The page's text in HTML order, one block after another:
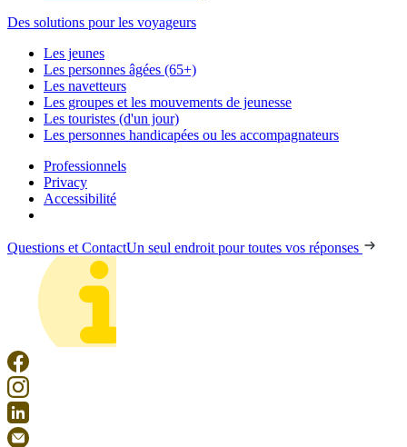
Des solutions pour les voyageurs
Les jeunes
Les personnes âgées (65+)
Les navetteurs
Les groupes et les mouvements de jeunesse
Les touristes (d'un jour)
Les personnes handicapées ou les accompagnateurs
Professionnels
Privacy
Accessibilité
Questions et ContactUn seul endroit pour toutes vos réponses